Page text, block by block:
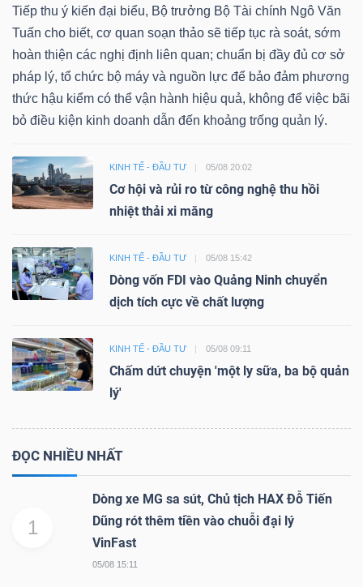
Tiếp thu ý kiến đại biểu, Bộ trưởng Bộ Tài chính Ngô Văn
Tuấn cho biết, cơ quan soạn thảo sẽ tiếp tục rà soát, sớm
hoàn thiện các nghị định liên quan; chuẩn bị đầy đủ cơ sở
pháp lý, tổ chức bộ máy và nguồn lực để bảo đảm phương
thức hậu kiểm có thể vận hành hiệu quả, không để việc bãi
bỏ điều kiện kinh doanh dẫn đến khoảng trống quản lý.
KINH TẾ - ĐẦU TƯ 05/08 20:02
Cơ hội và rủi ro từ công nghệ thu hồi
nhiệt thải xi măng
KINH TẾ - ĐẦU TƯ 05/08 15:42
Dòng vốn FDI vào Quảng Ninh chuyển
dịch tích cực về chất lượng
KINH TẾ - ĐẦU TƯ 05/08 09:11
Chấm dứt chuyện 'một ly sữa, ba bộ quản
lý'
ĐỌC NHIỀU NHẤT
1
Dòng xe MG sa sút, Chủ tịch HAX Đỗ Tiến
Dũng rót thêm tiền vào chuỗi đại lý
VinFast
05/08 15:11